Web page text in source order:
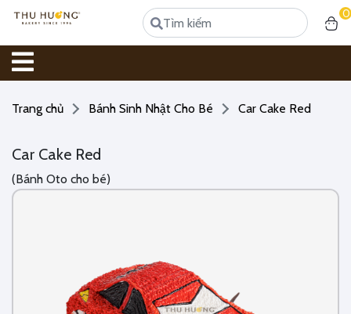
0
Trang chủ Bánh Sinh Nhật Cho Bé Car Cake Red
Car Cake Red
(Bánh Oto cho bé)